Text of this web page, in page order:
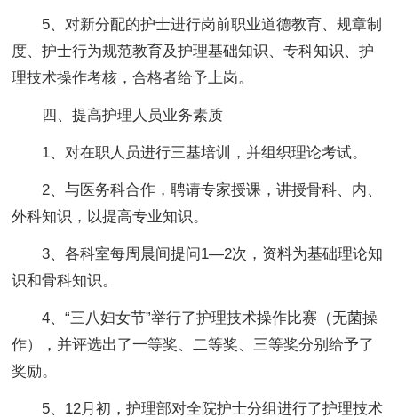
5、对新分配的护士进行岗前职业道德教育、规章制
度、护士行为规范教育及护理基础知识、专科知识、护
理技术操作考核，合格者给予上岗。
四、提高护理人员业务素质
1、对在职人员进行三基培训，并组织理论考试。
2、与医务科合作，聘请专家授课，讲授骨科、内、
外科知识，以提高专业知识。
3、各科室每周晨间提问1—2次，资料为基础理论知
识和骨科知识。
4、“三八妇女节”举行了护理技术操作比赛（无菌操
作），并评选出了一等奖、二等奖、三等奖分别给予了
奖励。
5、12月初，护理部对全院护士分组进行了护理技术